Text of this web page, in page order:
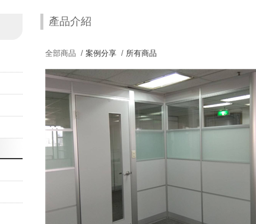
產品介紹
全部商品 / 案例分享/ 所有商品